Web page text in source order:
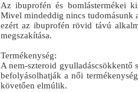
Az ibuprofén és bomlástermékei
Mivel mindeddig nincs tudomásunk
ezért az ibuprofén rövid távú
megszakítása.
Termékenység:
A nem-szteroid
befolyásolhatják a női
követően elmúlik.